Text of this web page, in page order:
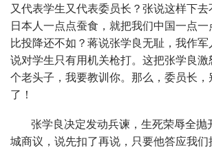
又代表学生又代表委员长？张说这样下
日本人一点点蚕食，就把我们中国一点
比投降还不如？蒋说张学良无耻，我作
说对学生只有用机关枪打。这把张学良
个老头子，我要教训你。那么，委员长
了！
张学良决定发动兵谏，生死荣辱全抛
城商议，说先扣了再说，只要他答应我